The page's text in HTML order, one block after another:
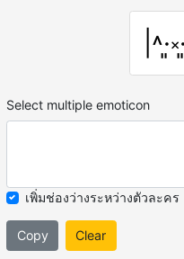
Select multiple emoticon
เพิ่มช่องว่างระหว่างตัวละคร
Copy Clear